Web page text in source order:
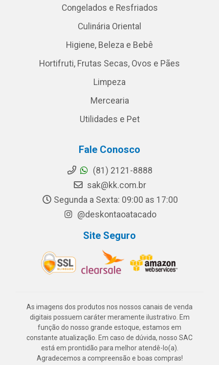
Congelados e Resfriados
Culinária Oriental
Higiene, Beleza e Bebê
Hortifruti, Frutas Secas, Ovos e Pães
Limpeza
Mercearia
Utilidades e Pet
Fale Conosco
(81) 2121-8888
sak@kk.com.br
Segunda a Sexta: 09:00 as 17:00
@deskontaoatacado
Site Seguro
As imagens dos produtos nos nossos canais de venda
digitais possuem caráter meramente ilustrativo. Em
função do nosso grande estoque, estamos em
constante atualização. Em caso de dúvida, nosso SAC
está em prontidão para melhor atendê-lo(a).
Agradecemos a compreensão e boas compras!